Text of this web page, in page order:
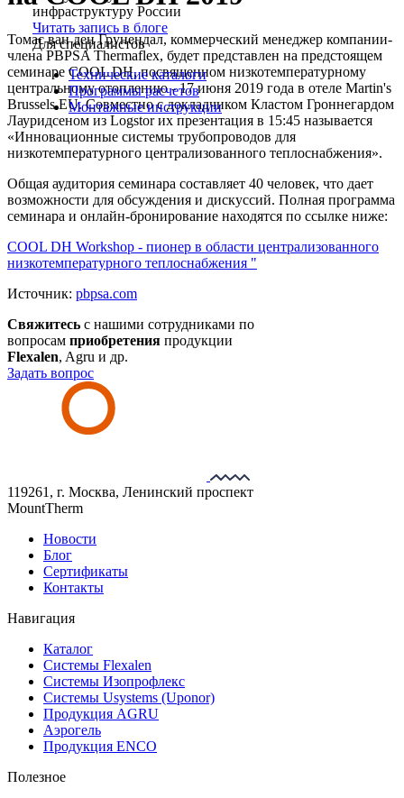
инфраструктуру России
Читать запись в блоге
Для специалистов
Технические каталоги
Программы расчетов
Монтажные инструкции
Томас ван ден Грунендал, коммерческий менеджер компании-
члена PBPSA Thermaflex, будет представлен на предстоящем
семинаре COOL DH, посвященном низкотемпературному
центральному отоплению - 17 июня 2019 года в отеле Martin's
Brussels EU. Совместно с докладчиком Кластом Гроннегардом
Лауридсеном из Logstor их презентация в 15:45 называется
«Инновационные системы трубопроводов для
низкотемпературного централизованного теплоснабжения».
Общая аудитория семинара составляет 40 человек, что дает
возможности для обсуждения и дискуссий. Полная программа
семинара и онлайн-бронирование находятся по ссылке ниже:
COOL DH Workshop - пионер в области централизованного
низкотемпературного теплоснабжения "
Источник: pbpsa.com
Свяжитесь с нашими сотрудниками по
вопросам приобретения продукции
Flexalen, Agru и др.
Задать вопрос
119261, г. Москва, Ленинский проспект
MountTherm
Новости
Блог
Сертификаты
Контакты
Навигация
Каталог
Системы Flexalen
Системы Изопрофлекс
Системы Usystems (Uponor)
Продукция AGRU
Аэрогель
Продукция ENCO
Полезное